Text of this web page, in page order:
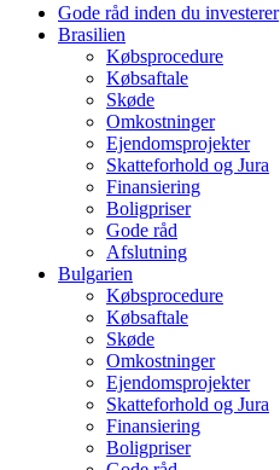
Gode råd inden du investerer
Brasilien
Købsprocedure
Købsaftale
Skøde
Omkostninger
Ejendomsprojekter
Skatteforhold og Jura
Finansiering
Boligpriser
Gode råd
Afslutning
Bulgarien
Købsprocedure
Købsaftale
Skøde
Omkostninger
Ejendomsprojekter
Skatteforhold og Jura
Finansiering
Boligpriser